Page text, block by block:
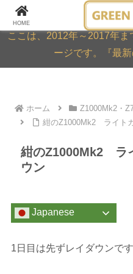
GREEN
ここは、2012年～2017年
ージです。『最
ホーム Z1000Mk2・
紺のZ1000Mk2 ライト
紺のZ1000Mk2 ラ
ウン
Japanese
1日目は先ずレイダウンです
HOME